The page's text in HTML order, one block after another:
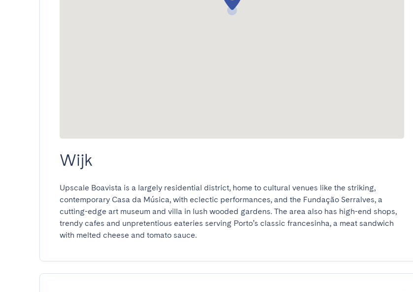
Wijk
Upscale Boavista is a largely residential district, home to cultural venues like the striking,
contemporary Casa da Música, with eclectic performances, and the Fundação Serralves, a
cutting-edge art museum and villa in lush wooded gardens. The area also has high-end shops,
trendy cafes and unpretentious eateries serving Porto’s classic francesinha, a meat sandwich
with melted cheese and tomato sauce.